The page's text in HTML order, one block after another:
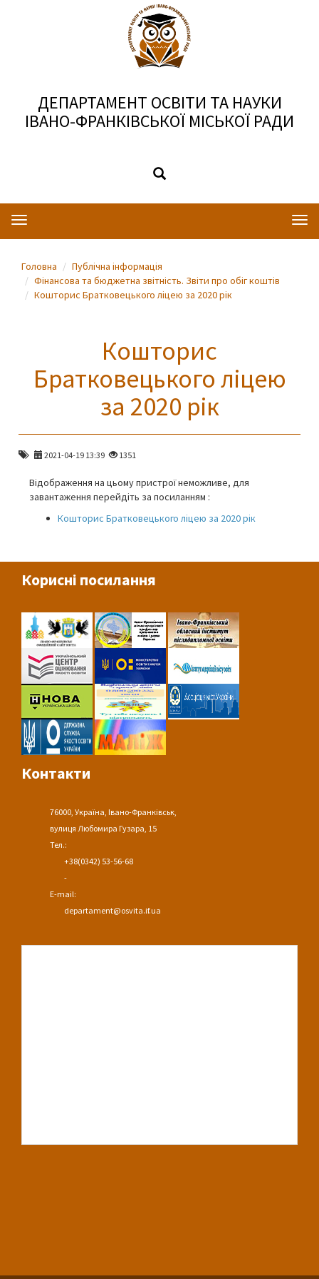
ДЕПАРТАМЕНТ ОСВІТИ ТА НАУКИ
ІВАНО-ФРАНКІВСЬКОЇ МІСЬКОЇ РАДИ
Toggle
Головна
Публічна інформація
Фінансова та бюджетна звітність. Звіти про обіг коштів
Кошторис Братковецького ліцею за 2020 рік
Кошторис
Братковецького ліцею
за 2020 рік
2021-04-19 13:39 1351
Відображення на цьому пристрої неможливе, для
завантаження перейдіть за посиланням :
Кошторис Братковецького ліцею за 2020 рік
Корисні посилання
Контакти
76000, Україна, Івано-Франківськ,
вулиця Любомира Гузара, 15
Тел.:
+38(0342) 53-56-68
-
E-mail:
departament@osvita.if.ua